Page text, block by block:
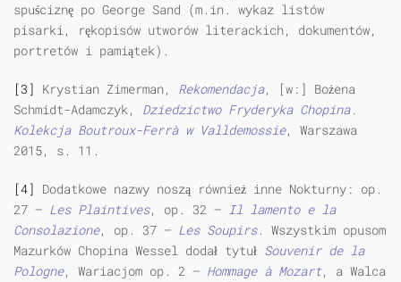
spuściznę po George Sand (m.in. wykaz listów
pisarki, rękopisów utworów literackich, dokumentów,
portretów i pamiątek).
[3] Krystian Zimerman, Rekomendacja, [w:] Bożena
Schmidt-Adamczyk, Dziedzictwo Fryderyka Chopina.
Kolekcja Boutroux-Ferrà wValldemossie, Warszawa
2015, s. 11.
[4] Dodatkowe nazwy noszą również inne Nokturny: op.
27 — Les Plaintives, op. 32 — Il lamento e la
Consolazione, op. 37 — Les Soupirs. Wszystkim opusom
Mazurków Chopina Wessel dodał tytuł Souvenir de la
Pologne, Wariacjom op. 2 — Hommage àMozart, a Walca